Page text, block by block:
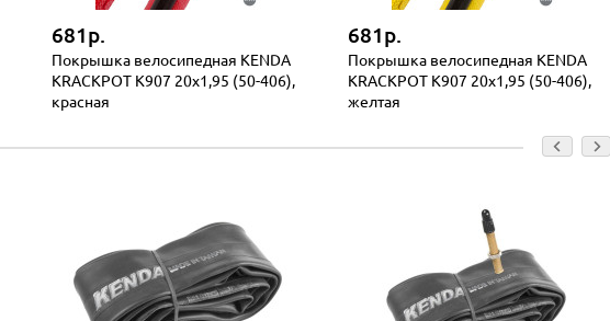
681р.
Покрышка велосипедная KENDA
KRACKPOT K907 20x1,95 (50-406),
красная
681р.
Покрышка велосипедная KENDA
KRACKPOT K907 20x1,95 (50-406),
желтая